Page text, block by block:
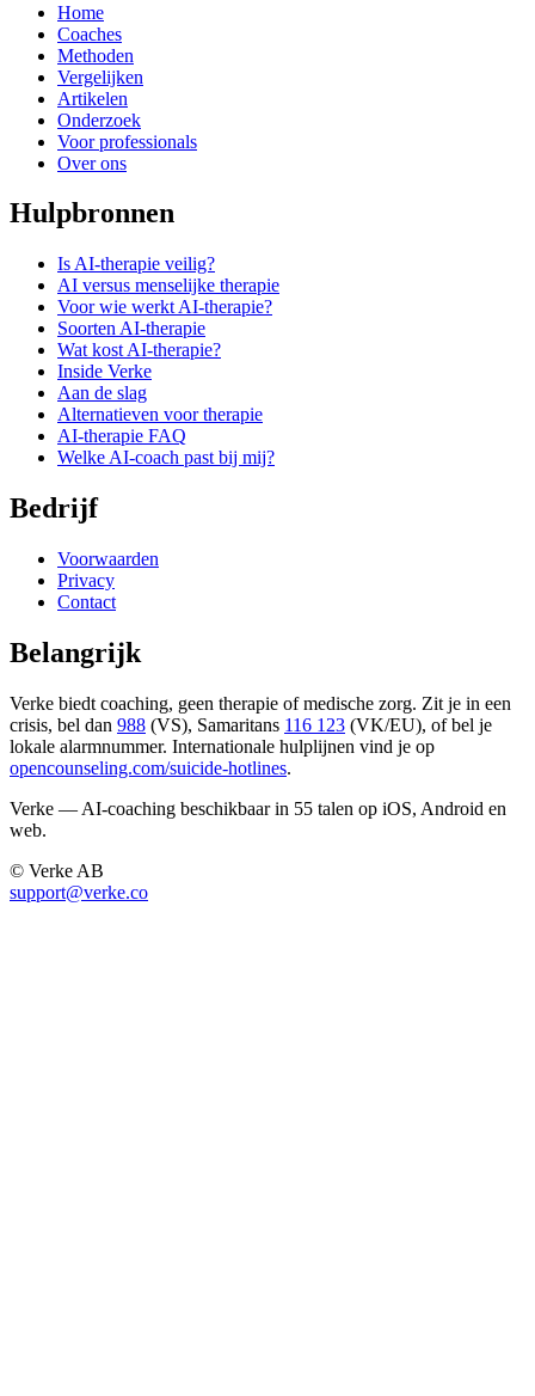
Home
Coaches
Methoden
Vergelijken
Artikelen
Onderzoek
Voor professionals
Over ons
Hulpbronnen
Is AI-therapie veilig?
AI versus menselijke therapie
Voor wie werkt AI-therapie?
Soorten AI-therapie
Wat kost AI-therapie?
Inside Verke
Aan de slag
Alternatieven voor therapie
AI-therapie FAQ
Welke AI-coach past bij mij?
Bedrijf
Voorwaarden
Privacy
Contact
Belangrijk
Verke biedt coaching, geen therapie of medische zorg. Zit je in een
crisis, bel dan 988 (VS), Samaritans 116 123 (VK/EU), of bel je
lokale alarmnummer. Internationale hulplijnen vind je op
opencounseling.com/suicide-hotlines.
Verke — AI-coaching beschikbaar in 55 talen op iOS, Android en
web.
© Verke AB
support@verke.co